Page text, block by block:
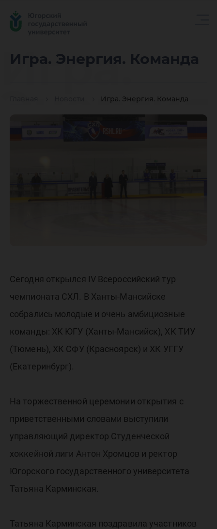
Игра. Энергия. Команда
Игра. Энергия. Команда
Игра.
Сегодня открылся IV Всероссийский тур
чемпионата СХЛ. В Ханты-Мансийске
собрались молодые и очень амбициозные
команды: ХК ЮГУ (Ханты-Мансийск), ХК ТИУ
(Тюмень), ХК СФУ (Красноярск) и ХК УГГУ
(Екатеринбург).
На торжественной церемонии открытия с
приветственными словами выступили
управляющий директор Студенческой
хоккейной лиги Антон Хромцов и ректор
Югорского государственного университета
Татьяна Карминская.
Татьяна Карминская поздравила участников